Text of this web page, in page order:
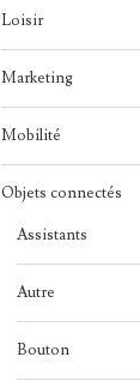
Loisir
Marketing
Mobilité
Objets connectés
Assistants
Autre
Bouton